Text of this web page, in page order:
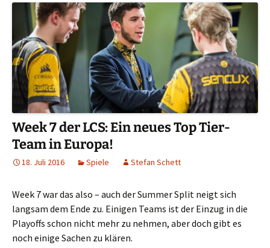
Week 7 der LCS: Ein neues Top Tier-
Team in Europa!
18. Juli 2016 Spiele Stefan Schett
Week 7 war das also – auch der Summer Split neigt sich
langsam dem Ende zu. Einigen Teams ist der Einzug in die
Playoffs schon nicht mehr zu nehmen, aber doch gibt es
noch einige Sachen zu klären.